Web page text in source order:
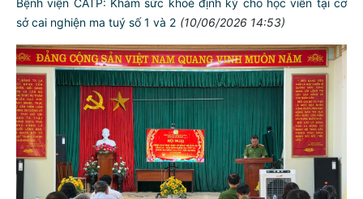
Bệnh viện CATP: Khám sức khoẻ định kỳ cho học viên tại cơ
sở cai nghiện ma tuý số 1 và 2 (10/06/2026 14:53)